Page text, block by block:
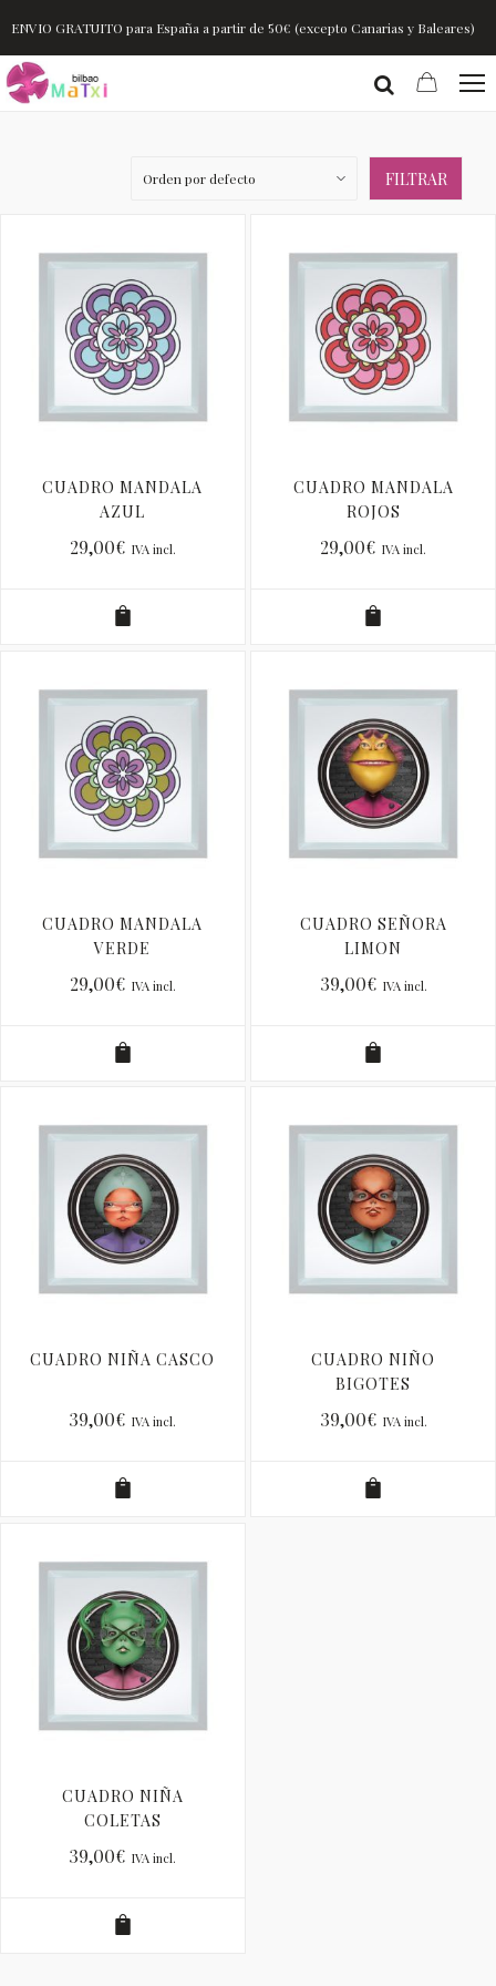
ENVIO GRATUITO para España a partir de 50€ (excepto Canarias y Baleares)
FILTRAR
CUADRO MANDALA
AZUL
29,00€ IVA incl.
CUADRO MANDALA
ROJOS
29,00€ IVA incl.
CUADRO MANDALA
VERDE
29,00€ IVA incl.
CUADRO SEÑORA
LIMON
39,00€ IVA incl.
CUADRO NIÑA CASCO
39,00€ IVA incl.
CUADRO NIÑO
BIGOTES
39,00€ IVA incl.
CUADRO NIÑA
COLETAS
39,00€ IVA incl.